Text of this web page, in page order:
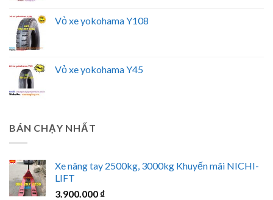
Vỏ xe yokohama Y108
Vỏ xe yokohama Y45
BÁN CHẠY NHẤT
Xe nâng tay 2500kg, 3000kg Khuyến mãi NICHI-
LIFT
3.900.000 ₫